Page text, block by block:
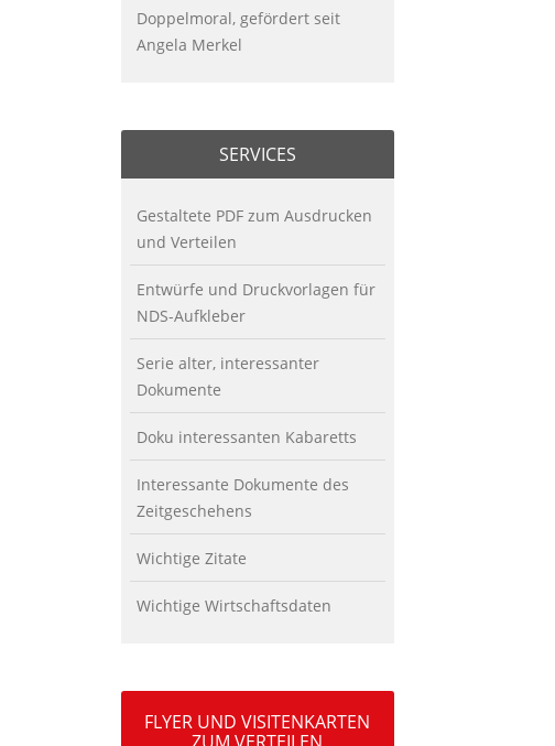
Doppelmoral, gefördert seit
Angela Merkel
SERVICES
Gestaltete PDF zum Ausdrucken
und Verteilen
Entwürfe und Druckvorlagen für
NDS-Aufkleber
Serie alter, interessanter
Dokumente
Doku interessanten Kabaretts
Interessante Dokumente des
Zeitgeschehens
Wichtige Zitate
Wichtige Wirtschaftsdaten
FLYER UND VISITENKARTEN